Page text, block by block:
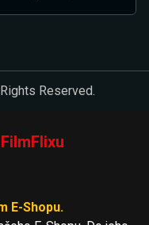
Reserved.
E-Shopu.